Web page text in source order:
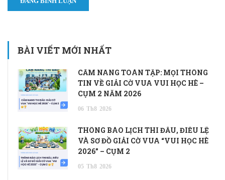
BÀI VIẾT MỚI NHẤT
CẨM NANG TOÀN TẬP: MỌI THÔNG
TIN VỀ GIẢI CỜ VUA VUI HỌC HÈ –
CỤM 2 NĂM 2026
06 Th8 2026
THÔNG BÁO LỊCH THI ĐẤU, ĐIỀU LỆ
VÀ SƠ ĐỒ GIẢI CỜ VUA “VUI HỌC HÈ
2026” – CỤM 2
05 Th8 2026